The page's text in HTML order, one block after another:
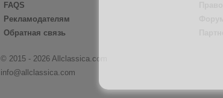
FAQS
Рекламодателям
Обратная связь
© 2015 - 2026 Allclassica.com
info@allclassica.com